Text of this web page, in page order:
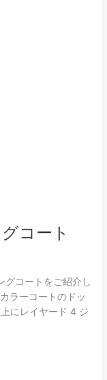
コート
グコートをご紹介し
ラーコートのドッ
にレイヤード 4 ジ